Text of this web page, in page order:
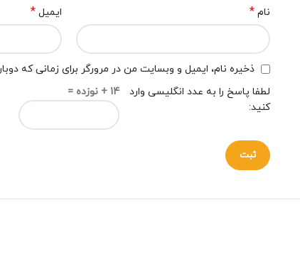
نام * ایمیل *
ذخیره نام، ایمیل و وبسایت من در مرورگر برای زمانی که
لطفا پاسخ را به عدد انگلیسی وارد
کنید:
14 + نوزده =